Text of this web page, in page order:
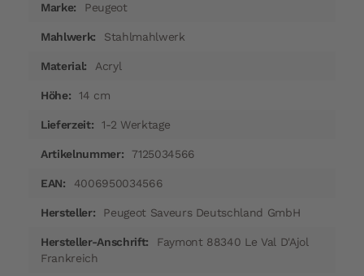
InformationenPeugeot
Stahlmahlwerk
Acryl
14 cm
1-2 Werktage
7125034566
4006950034566
Peugeot Saveurs Deutschland GmbH
Faymont 88340 Le Val D'Ajol
Frankreich